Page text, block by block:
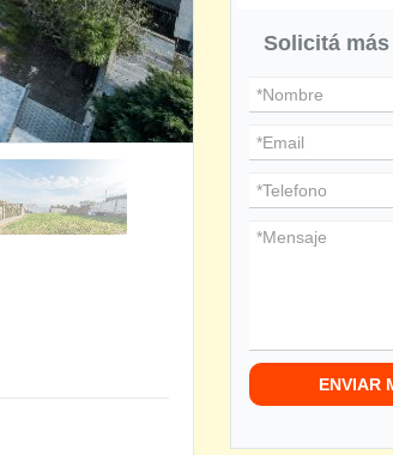
Solicitá
ENVIAR